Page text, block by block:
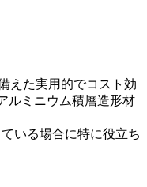
えた実用的でコスト効
ルミニウム積層造形材
いる場合に特に役立ち